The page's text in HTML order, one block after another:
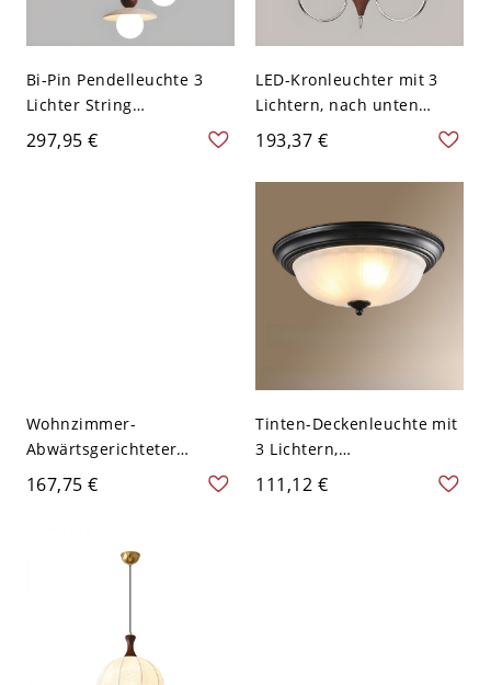
Bi-Pin Pendelleuchte 3
Lichter String
Geometrisch Kreideglas
Festverdrahtet, 110V-120V,
297,95 €
LED-Kronleuchter mit 3
Lichtern, nach unten
gerichteter Polymer-
Schirm an verstellbarer
Kettenaufhängung, 110V-
193,37 €
Wohnzimmer-
Abwärtsgerichteter
Weißer Schirm
Kronleuchter mit
fflampe, Festverdrahtet
167,75 €
Tinten-Deckenleuchte mit
3 Lichtern,
LED/Glüh-/Leuchtstofflam
pe, Legierung, Glas-
111,12 €